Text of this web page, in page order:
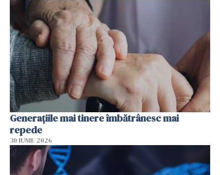
Generațiile mai tinere îmbătrânesc mai
repede
30 IUNIE 2026